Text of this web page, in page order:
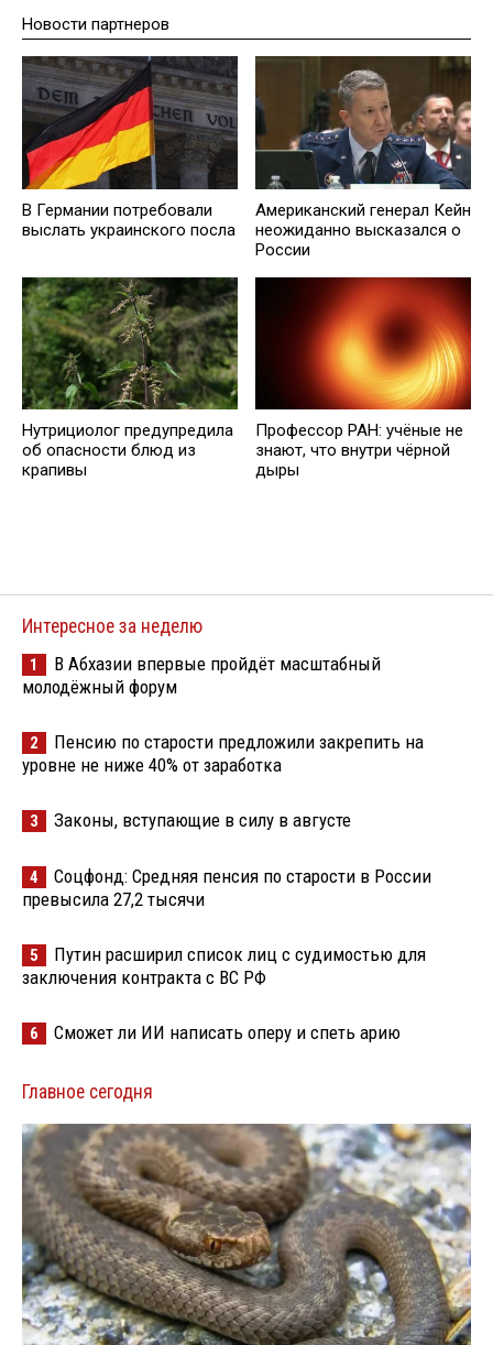
Новости партнеров
В Германии потребовали
выслать украинского посла
Американский генерал Кейн
неожиданно высказался о
России
Нутрициолог предупредила
об опасности блюд из
крапивы
Профессор РАН: учёные не
знают, что внутри чёрной
дыры
Интересное за неделю
1
В Абхазии впервые пройдёт масштабный
молодёжный форум
2
Пенсию по старости предложили закрепить на
уровне не ниже 40% от заработка
3 Законы, вступающие в силу в августе
4
Соцфонд: Средняя пенсия по старости в России
превысила 27,2 тысячи
5
Путин расширил список лиц с судимостью для
заключения контракта с ВС РФ
6 Сможет ли ИИ написать оперу и спеть арию
Главное сегодня